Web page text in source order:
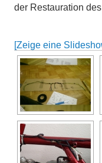
der Restauration
[Zeige eine